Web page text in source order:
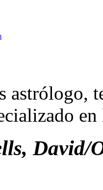
astrólogo,
en
David/